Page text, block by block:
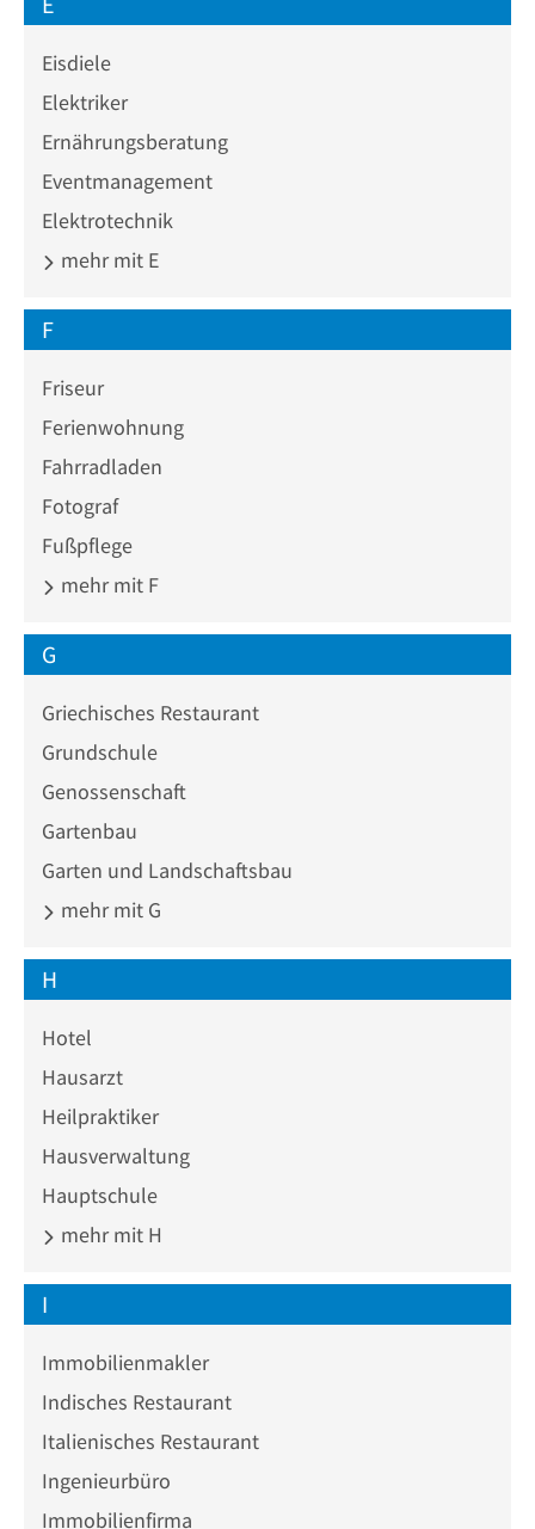
Eisdiele
Elektriker
Ernährungsberatung
Eventmanagement
Elektrotechnik
mehr mit E
F
Friseur
Ferienwohnung
Fahrradladen
Fotograf
Fußpflege
mehr mit F
G
Griechisches Restaurant
Grundschule
Genossenschaft
Gartenbau
Garten und Landschaftsbau
mehr mit G
H
Hotel
Hausarzt
Heilpraktiker
Hausverwaltung
Hauptschule
mehr mit H
I
Immobilienmakler
Indisches Restaurant
Italienisches Restaurant
Ingenieurbüro
Immobilienfirma